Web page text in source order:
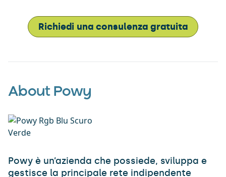
Richiedi una consulenza gratuita
About Powy
Powy è un’azienda che possiede, sviluppa e
gestisce la principale rete indipendente